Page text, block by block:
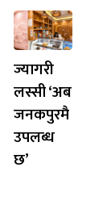
ज्यागरी
लस्सी ‘अब
जनकपुरमै
उपलब्ध
छ’